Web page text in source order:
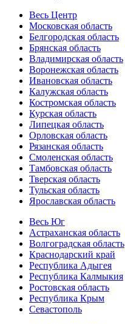
Весь Центр
Московская область
Белгородская область
Брянская область
Владимирская область
Воронежская область
Ивановская область
Калужская область
Костромская область
Курская область
Липецкая область
Орловская область
Рязанская область
Смоленская область
Тамбовская область
Тверская область
Тульская область
Ярославская область
Весь Юг
Астраханская область
Волгоградская область
Краснодарский край
Республика Адыгея
Республика Калмыкия
Ростовская область
Республика Крым
Севастополь